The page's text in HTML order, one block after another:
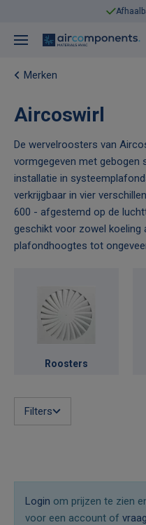
Afhaalbalie,
Merken
Aircoswirl
De wervelroosters van
vormgegeven met gebogen
installatie in
verkrijgbaar in vier
600 - afgestemd op de
geschikt voor zowel koeling
plafondhoogtes tot
Roosters
Filters
Login om prijzen te zien
voor een account of